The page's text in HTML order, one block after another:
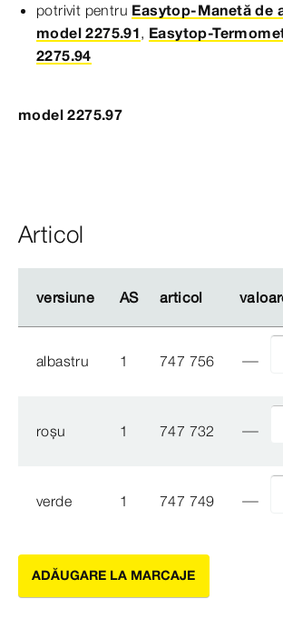
potrivit pentru Easytop-Manetă de
model 2275.91, Easytop-
2275.94
model 2275.97
Articol
versiune AS articol
versiune AS articol
albastru 1 747 756
roșu 1 747 732
verde 1 747 749
ADĂUGARE LA MARCAJE